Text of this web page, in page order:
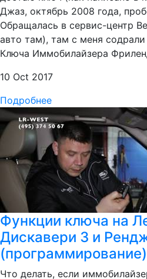
Джаз, октябрь 2008 года,
Обращалась в сервис-центр
авто там), там с меня
Ключа Иммобилайзера
10 Oct 2017
Подробнее
Функции ключа на
Дискавери 3 и
(программирование)
Что делать, если